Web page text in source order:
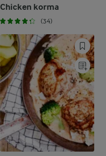
Chicken korma
(34)